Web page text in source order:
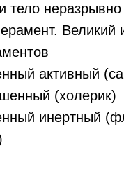
неразрывно
активный
(холерик)
инертный